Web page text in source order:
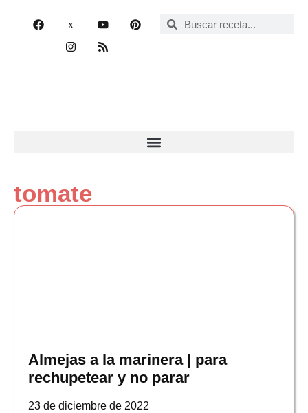
tomate
Almejas a la marinera | para
rechupetear y no parar
23 de diciembre de 2022